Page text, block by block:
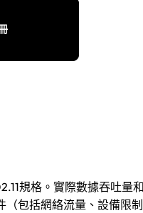
規格。實際數據吞吐量
（包括網絡流量、設備限